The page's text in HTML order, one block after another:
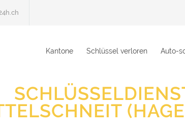
Kantone Schlüssel verloren Auto-